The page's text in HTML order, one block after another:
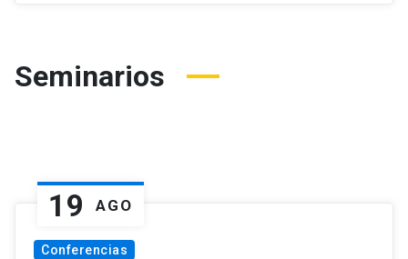
Seminarios
19 AGO
Conferencias